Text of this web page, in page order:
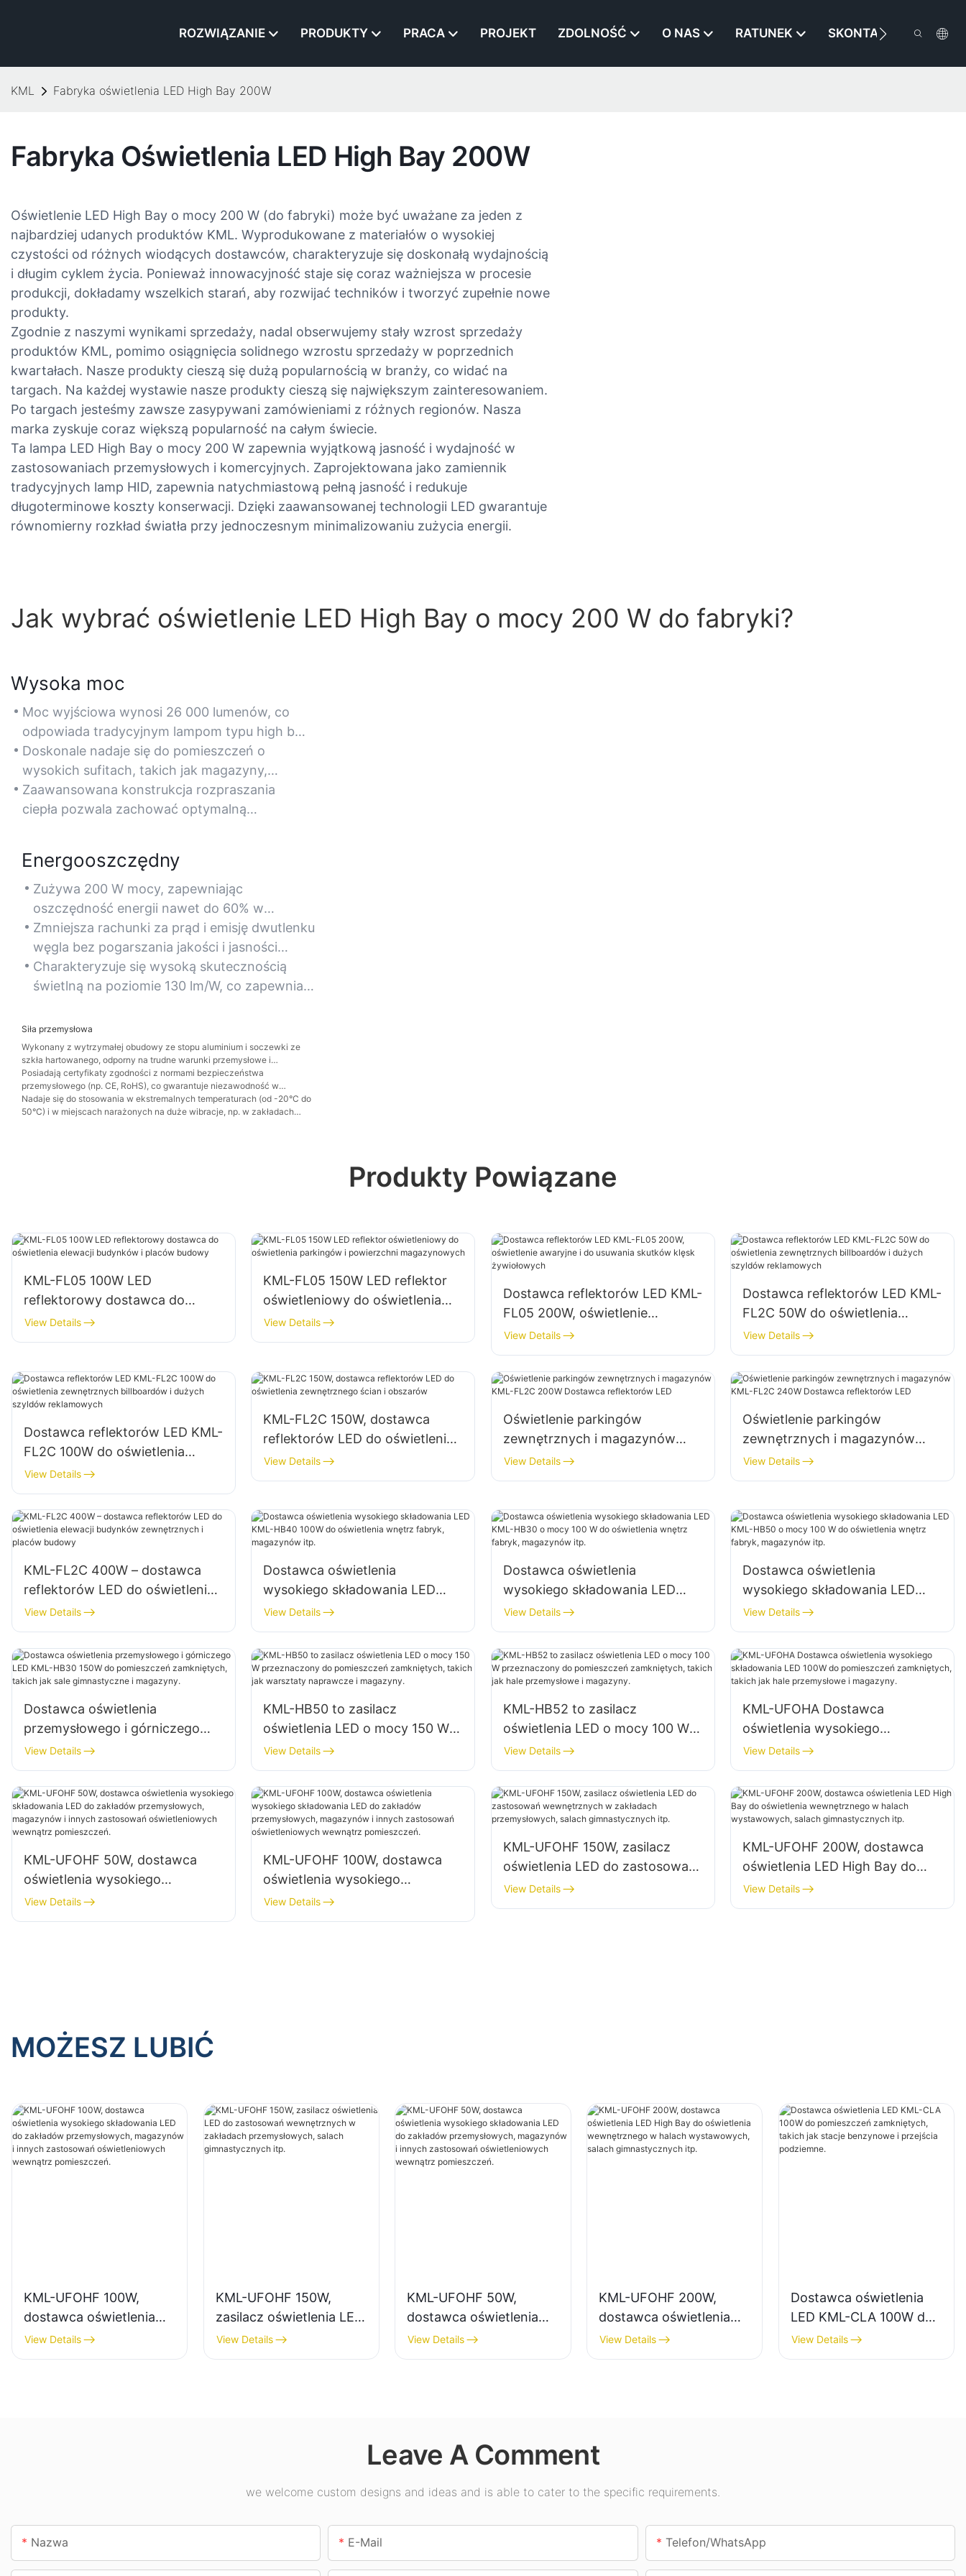
ROZWIĄZANIE PRODUKTY PRACA PROJEKT ZDOLNOŚĆ O NAS RATUNEK SKONTAKTUJ SIĘ Z
KML Fabryka oświetlenia LED High Bay 200W​
Fabryka Oświetlenia LED High Bay 200W​
Oświetlenie LED High Bay o mocy 200 W (do fabryki) może być uważane za jeden z
najbardziej udanych produktów KML. Wyprodukowane z materiałów o wysokiej
czystości od różnych wiodących dostawców, charakteryzuje się doskonałą wydajnością
i długim cyklem życia. Ponieważ innowacyjność staje się coraz ważniejsza w procesie
produkcji, dokładamy wszelkich starań, aby rozwijać techników i tworzyć zupełnie nowe
produkty.
Zgodnie z naszymi wynikami sprzedaży, nadal obserwujemy stały wzrost sprzedaży
produktów KML, pomimo osiągnięcia solidnego wzrostu sprzedaży w poprzednich
kwartałach. Nasze produkty cieszą się dużą popularnością w branży, co widać na
targach. Na każdej wystawie nasze produkty cieszą się największym zainteresowaniem.
Po targach jesteśmy zawsze zasypywani zamówieniami z różnych regionów. Nasza
marka zyskuje coraz większą popularność na całym świecie.
Ta lampa LED High Bay o mocy 200 W zapewnia wyjątkową jasność i wydajność w
zastosowaniach przemysłowych i komercyjnych. Zaprojektowana jako zamiennik
tradycyjnych lamp HID, zapewnia natychmiastową pełną jasność i redukuje
długoterminowe koszty konserwacji. Dzięki zaawansowanej technologii LED gwarantuje
równomierny rozkład światła przy jednoczesnym minimalizowaniu zużycia energii.
Jak wybrać oświetlenie LED High Bay o mocy 200 W do fabryki?
Wysoka moc
Moc wyjściowa wynosi 26 000 lumenów, co
odpowiada tradycyjnym lampom typu high bay
o mocy 400–500 W, zapewniając jasne
oświetlenie dużych przestrzeni.
Doskonale nadaje się do pomieszczeń o
wysokich sufitach, takich jak magazyny,
fabryki i sale gimnastyczne, gdzie wymagane
jest intensywne, rozproszone oświetlenie.
Zaawansowana konstrukcja rozpraszania
ciepła pozwala zachować optymalną
Energooszczędny
Zużywa 200 W mocy, zapewniając
oszczędność energii nawet do 60% w
porównaniu do tradycyjnych lamp
metalohalogenkowych lub sodowych.
Zmniejsza rachunki za prąd i emisję dwutlenku
węgla bez pogarszania jakości i jasności
oświetlenia.
Charakteryzuje się wysoką skutecznością
świetlną na poziomie 130 lm/W, co zapewnia
zużyciu energii.
Siła przemysłowa
Wykonany z wytrzymałej obudowy ze stopu aluminium i soczewki ze
szkła hartowanego, odporny na trudne warunki przemysłowe i
uderzenia.
Posiadają certyfikaty zgodności z normami bezpieczeństwa
przemysłowego (np. CE, RoHS), co gwarantuje niezawodność w
wymagających warunkach.
Nadaje się do stosowania w ekstremalnych temperaturach (od -20°C do
50°C) i w miejscach narażonych na duże wibracje, np. w zakładach
Produkty Powiązane
KML-FL05 100W LED
reflektorowy dostawca do
oświetlenia elewacji budynków i
placów budowy
View Details
KML-FL05 150W LED reflektor
oświetleniowy do oświetlenia
parkingów i powierzchni
magazynowych
View Details
Dostawca reflektorów LED KML-
FL05 200W, oświetlenie
awaryjne i do usuwania skutków
klęsk żywiołowych
View Details
Dostawca reflektorów LED KML-
FL2C 50W do oświetlenia
zewnętrznych billboardów i
dużych szyldów reklamowych
View Details
Dostawca reflektorów LED KML-
FL2C 100W do oświetlenia
zewnętrznych billboardów i
dużych szyldów reklamowych
View Details
KML-FL2C 150W, dostawca
reflektorów LED do oświetlenia
zewnętrznego ścian i obszarów
View Details
Oświetlenie parkingów
zewnętrznych i magazynów
KML-FL2C 200W Dostawca
reflektorów LED
View Details
Oświetlenie parkingów
zewnętrznych i magazynów
KML-FL2C 240W Dostawca
reflektorów LED
View Details
KML-FL2C 400W – dostawca
reflektorów LED do oświetlenia
elewacji budynków
zewnętrznych i placów budowy
View Details
Dostawca oświetlenia
wysokiego składowania LED
KML-HB40 100W do oświetlenia
wnętrz fabryk, magazynów itp.
View Details
Dostawca oświetlenia
wysokiego składowania LED
KML-HB30 o mocy 100 W do
oświetlenia wnętrz fabryk,
magazynów itp.
View Details
Dostawca oświetlenia
wysokiego składowania LED
KML-HB50 o mocy 100 W do
oświetlenia wnętrz fabryk,
magazynów itp.
View Details
Dostawca oświetlenia
przemysłowego i górniczego
LED KML-HB30 150W do
pomieszczeń zamkniętych,
takich jak sale gimnastyczne i
magazyny.
View Details
KML-HB50 to zasilacz
oświetlenia LED o mocy 150 W
przeznaczony do pomieszczeń
zamkniętych, takich jak
warsztaty naprawcze i
magazyny.
View Details
KML-HB52 to zasilacz
oświetlenia LED o mocy 100 W
przeznaczony do pomieszczeń
zamkniętych, takich jak hale
przemysłowe i magazyny.
View Details
KML-UFOHA Dostawca
oświetlenia wysokiego
składowania LED 100W do
pomieszczeń zamkniętych,
takich jak hale przemysłowe i
magazyny.
View Details
KML-UFOHF 50W, dostawca
oświetlenia wysokiego
składowania LED do zakładów
przemysłowych, magazynów i
View Details
KML-UFOHF 100W, dostawca
oświetlenia wysokiego
składowania LED do zakładów
przemysłowych, magazynów i
View Details
KML-UFOHF 150W, zasilacz
oświetlenia LED do zastosowań
wewnętrznych w zakładach
przemysłowych, salach
View Details
KML-UFOHF 200W, dostawca
oświetlenia LED High Bay do
oświetlenia wewnętrznego w
halach wystawowych, salach
View Details
MOŻESZ LUBIĆ
KML-UFOHF 100W,
dostawca oświetlenia
wysokiego składowania
LED do zakładów
View Details
KML-UFOHF 150W,
zasilacz oświetlenia LED
do zastosowań
wewnętrznych w
View Details
KML-UFOHF 50W,
dostawca oświetlenia
wysokiego składowania
LED do zakładów
wewnątrz pomieszczeń.
View Details
KML-UFOHF 200W,
dostawca oświetlenia
LED High Bay do
oświetlenia
View Details
Dostawca oświetlenia
LED KML-CLA 100W do
pomieszczeń
zamkniętych, takich jak
View Details
Leave A Comment
we welcome custom designs and ideas and is able to cater to the specific requirements.
Nazwa E-Mail Telefon/WhatsApp